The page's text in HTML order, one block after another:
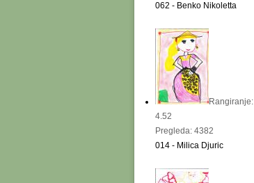
062 - Benko Nikoletta
Rangiranje:
4.52
Pregleda: 4382
014 - Milica Djuric